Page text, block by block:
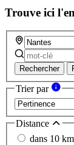
Trouve ici
Rechercher
Trier par
Distance
dans 10 km